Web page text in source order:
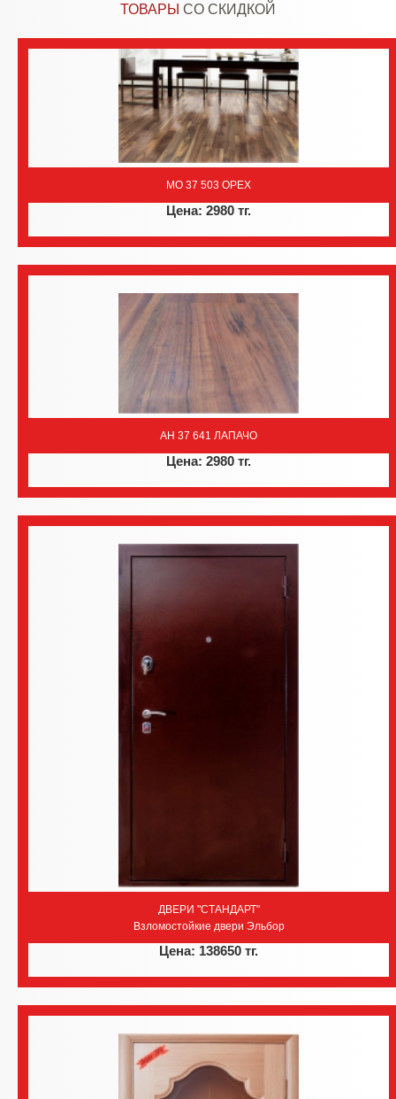
ТОВАРЫ СО СКИДКОЙ
MO 37 503 ОРЕХ
Цена: 2980 тг.
AH 37 641 ЛАПАЧО
Цена: 2980 тг.
ДВЕРИ "СТАНДАРТ"
Взломостойкие двери Эльбор
Цена: 138650 тг.